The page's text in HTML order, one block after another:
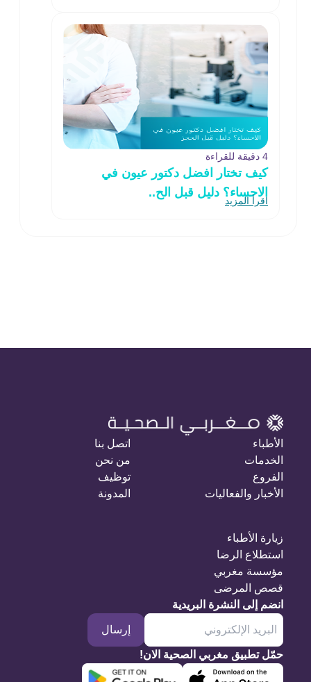
4 دقيقة للقراءة
كيف تختار افضل دكتور عيون في
الاحساء؟ دليل قبل الح..
اقرأ المزيد
الأطباء
الخدمات
الفروع
الأخبار والفعاليات
اتصل بنا
من نحن
توظيف
المدونة
زيارة الأطباء
استطلاع الرضا
مؤسسة مغربي
قصص المرضى
انضم إلى النشرة البريدية
إرسال
حمّل تطبيق مغربي الصحية الان!